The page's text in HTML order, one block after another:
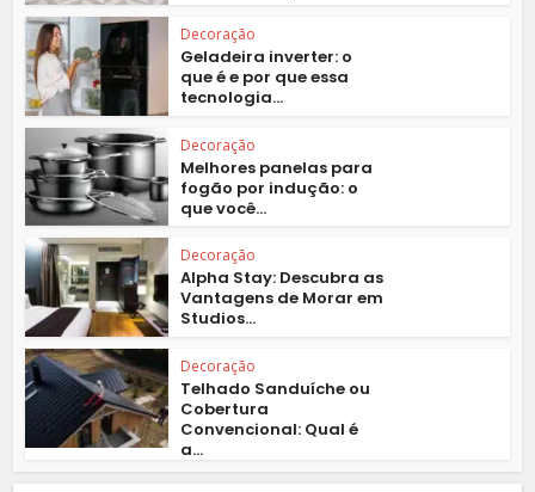
Decoração
Geladeira inverter: o
que é e por que essa
tecnologia...
Decoração
Melhores panelas para
fogão por indução: o
que você...
Decoração
Alpha Stay: Descubra as
Vantagens de Morar em
Studios...
Decoração
Telhado Sanduíche ou
Cobertura
Convencional: Qual é
a...